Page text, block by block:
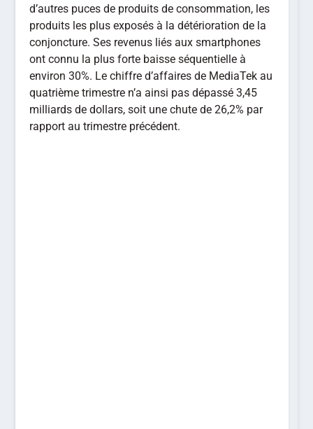
d’autres puces de produits de consommation, les
produits les plus exposés à la détérioration de la
conjoncture. Ses revenus liés aux smartphones
ont connu la plus forte baisse séquentielle à
environ 30%. Le chiffre d’affaires de MediaTek au
quatrième trimestre n’a ainsi pas dépassé 3,45
milliards de dollars, soit une chute de 26,2% par
rapport au trimestre précédent.